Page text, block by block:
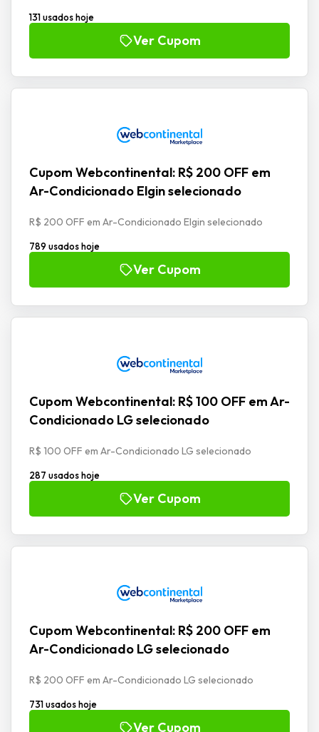
131 usados hoje
Ver Cupom
Cupom Webcontinental: R$ 200 OFF em
Ar-Condicionado Elgin selecionado
R$ 200 OFF em Ar-Condicionado Elgin selecionado
789 usados hoje
Ver Cupom
Cupom Webcontinental: R$ 100 OFF em Ar-
Condicionado LG selecionado
R$ 100 OFF em Ar-Condicionado LG selecionado
287 usados hoje
Ver Cupom
Cupom Webcontinental: R$ 200 OFF em
Ar-Condicionado LG selecionado
R$ 200 OFF em Ar-Condicionado LG selecionado
731 usados hoje
Ver Cupom